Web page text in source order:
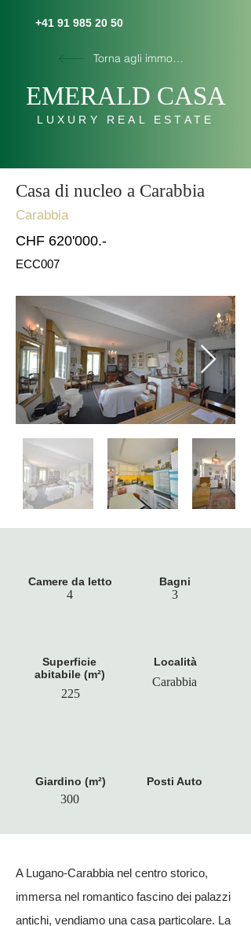
+41 91 985 20 50
Torna agli immobili
EMERALD CASA
LUXURY REAL ESTATE
Casa di nucleo a Carabbia
Carabbia
CHF 620'000.-
ECC007
Camere da letto
4
Bagni
3
Superficie
abitabile (m²)
225
Località
Carabbia
Giardino (m²)
300
Posti Auto
A Lugano-Carabbia nel centro storico,
immersa nel romantico fascino dei palazzi
antichi, vendiamo una casa particolare. La